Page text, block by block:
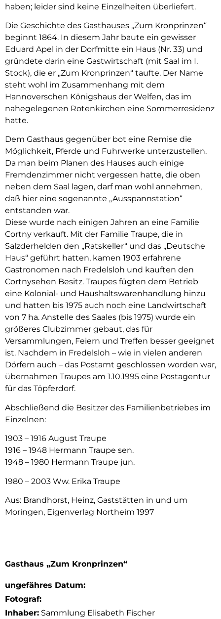
haben; leider sind keine Einzelheiten überliefert.
Die Geschichte des Gasthauses „Zum Kronprinzen“
beginnt 1864. In diesem Jahr baute ein gewisser
Eduard Apel in der Dorfmitte ein Haus (Nr. 33) und
gründete darin eine Gastwirtschaft (mit Saal im I.
Stock), die er „Zum Kronprinzen“ taufte. Der Name
steht wohl im Zusammenhang mit dem
Hannoverschen Königshaus der Welfen, das im
nahegelegenen Rotenkirchen eine Sommerresidenz
hatte.
Dem Gasthaus gegenüber bot eine Remise die
Möglichkeit, Pferde und Fuhrwerke unterzustellen.
Da man beim Planen des Hauses auch einige
Fremdenzimmer nicht vergessen hatte, die oben
neben dem Saal lagen, darf man wohl annehmen,
daß hier eine sogenannte „Ausspannstation“
entstanden war.
Diese wurde nach einigen Jahren an eine Familie
Cortny verkauft. Mit der Familie Traupe, die in
Salzderhelden den „Ratskeller“ und das „Deutsche
Haus“ geführt hatten, kamen 1903 erfahrene
Gastronomen nach Fredelsloh und kauften den
Cortnysehen Besitz. Traupes fügten dem Betrieb
eine Kolonial- und Haushaltswarenhandlung hinzu
und hatten bis 1975 auch noch eine Landwirtschaft
von 7 ha. Anstelle des Saales (bis 1975) wurde ein
größeres Clubzimmer gebaut, das für
Versammlungen, Feiern und Treffen besser geeignet
ist. Nachdem in Fredelsloh – wie in vielen anderen
Dörfern auch – das Postamt geschlossen worden war,
übernahmen Traupes am 1.10.1995 eine Postagentur
für das Töpferdorf.
Abschließend die Besitzer des Familienbetriebes im
Einzelnen:
1903 – 1916 August Traupe
1916 – 1948 Hermann Traupe sen.
1948 – 1980 Hermann Traupe jun.
1980 – 2003 Ww. Erika Traupe
Aus: Brandhorst, Heinz, Gaststätten in und um
Moringen, Eigenverlag Northeim 1997
Gasthaus „Zum Kronprinzen“
ungefähres Datum:
Fotograf:
Inhaber: Sammlung Elisabeth Fischer